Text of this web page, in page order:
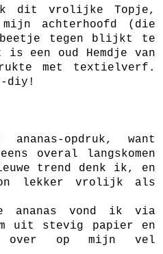
ik dit vrolijke Topje,
achterhoofd (die
tegen blijkt te
een oud Hemdje van
met textielverf.
diy!
opdruk, want
overal langskomen
trend denk ik, en
lekker vrolijk als
ananas vond ik via
uit stevig papier en
over op mijn vel